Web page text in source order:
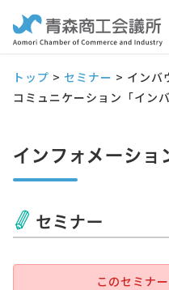
トップ > セミナー > インバ
コミュニケーション「イン
インフォメーショ
セミナー
このセミナ